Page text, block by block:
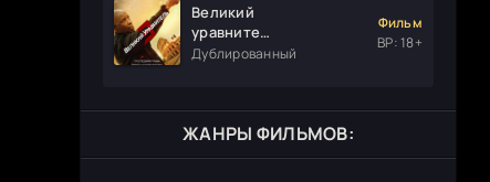
Великий
уравнитель
3
Дублированный
Фильм
ВР: 18+
ЖАНРЫ ФИЛЬМОВ: